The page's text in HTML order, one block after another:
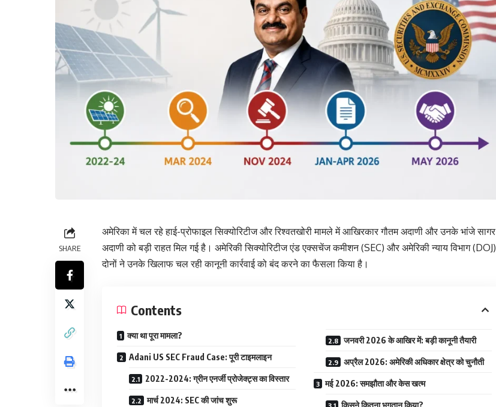
SHARE
अमेरिका में चल रहे हाई-प्रोफाइल सिक्योरिटीज और रिश्वतखोरी मामले में आखिरकार गौतम अदाणी और उनके भांजे सागर
अदाणी को बड़ी राहत मिल गई है। अमेरिकी सिक्योरिटीज एंड एक्सचेंज कमीशन (SEC) और अमेरिकी न्याय विभाग (DOJ)
दोनों ने उनके खिलाफ चल रही कानूनी कार्रवाई को बंद करने का फैसला किया है।
Contents
क्या था पूरा मामला?
Adani US SEC Fraud Case: पूरी टाइमलाइन
2022-2024: ग्रीन एनर्जी प्रोजेक्ट्स का विस्तार
मार्च 2024: SEC की जांच शुरू
जनवरी 2026 के आखिर में: बड़ी कानूनी तैयारी
अप्रैल 2026: अमेरिकी अधिकार क्षेत्र को चुनौती
मई 2026: समझौता और केस खत्म
किसने कितना भुगतान किया?